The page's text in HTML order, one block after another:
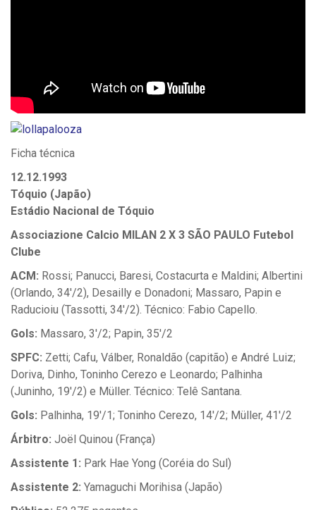
Ficha técnica
12.12.1993
Tóquio (Japão)
Estádio Nacional de Tóquio
Associazione Calcio MILAN 2 X 3 SÃO PAULO Futebol
Clube
ACM: Rossi; Panucci, Baresi, Costacurta e Maldini; Albertini
(Orlando, 34'/2), Desailly e Donadoni; Massaro, Papin e
Raducioiu (Tassotti, 34'/2). Técnico: Fabio Capello.
Gols: Massaro, 3'/2; Papin, 35'/2
SPFC: Zetti; Cafu, Válber, Ronaldão (capitão) e André Luiz;
Doriva, Dinho, Toninho Cerezo e Leonardo; Palhinha
(Juninho, 19'/2) e Müller. Técnico: Telê Santana.
Gols: Palhinha, 19'/1; Toninho Cerezo, 14'/2; Müller, 41'/2
Árbitro: Joël Quinou (França)
Assistente 1: Park Hae Yong (Coréia do Sul)
Assistente 2: Yamaguchi Morihisa (Japão)